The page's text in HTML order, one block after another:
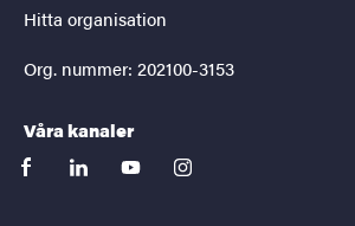
Hitta organisation
Org. nummer: 202100-3153
Våra kanaler
facebooklinkedinyoutubeinstagram